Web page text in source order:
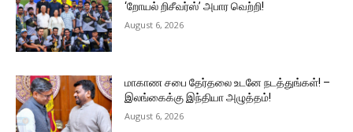
‘றோயல் றிசீவர்ஸ்’ அபார வெற்றி!
August 6, 2026
மாகாண சபை தேர்தலை உடனே நடத்துங்கள்! –
இலங்கைக்கு இந்தியா அழுத்தம்!
August 6, 2026